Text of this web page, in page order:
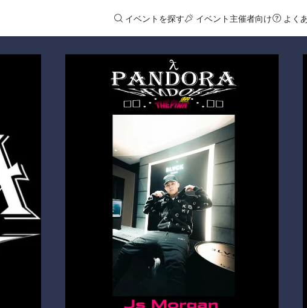
イベントを探す イベント主催者向け よく